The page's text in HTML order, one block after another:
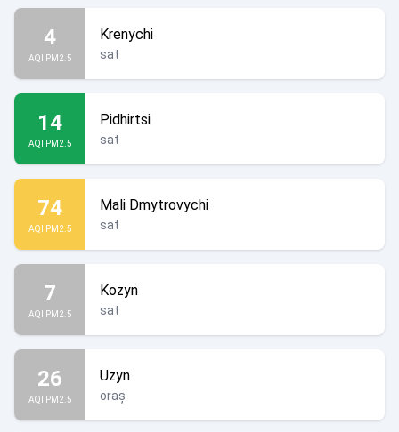
4
AQI PM2.5
Krenychi
sat
14
AQI PM2.5
Pidhirtsi
sat
74
AQI PM2.5
Mali Dmytrovychi
sat
7
AQI PM2.5
Kozyn
sat
26
AQI PM2.5
Uzyn
oraș